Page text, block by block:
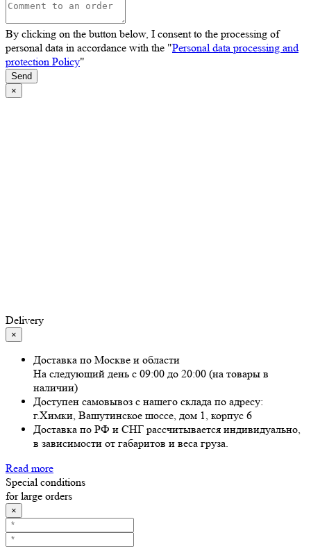
By clicking on the button below, I consent to the processing of
personal data in accordance with the "Personal data processing and
protection Policy"
Send
×
Delivery
×
Доставка по Москве и области
На следующий день с 09:00 до 20:00 (на товары в
наличии)
Доступен самовывоз с нашего склада по адресу:
г.Химки, Вашутинское шоссе, дом 1, корпус 6
Доставка по РФ и СНГ рассчитывается индивидуально,
в зависимости от габаритов и веса груза.
Read more
Special conditions
for large orders
×